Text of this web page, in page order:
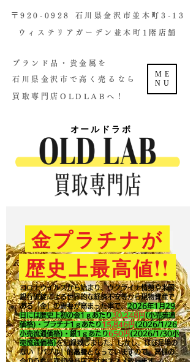
ME
NU
金プラチナが
歴史上最高値!!
コロナウイルスから始まり、ウクライナ情勢や米国
銀行破綻による世界的な経済不安等から現物資産で
ある「金」の需要が高まった事で、2026年1月29
日には歴史上初の金1ｇあたり30,248円 (小売流通
価格)・プラチナ1ｇあたり15,846円 (2026/1/26
小売流通価格)・銀1ｇあたり650円 (2026/1/30小
売流通価格)を記録致しました。​しかし、ほぼ足場の
ない「バブル」的高騰となっていますので、高値の
​〒920-0928 石川県金沢市並木町3-13
ウィステリアガーデン並木町1階店舗​
ブランド品・貴金属を
石川県金沢市で高く売るなら
買取専門店OLDLABへ！
オールドラボ